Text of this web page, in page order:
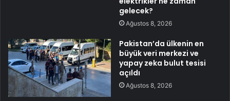
gelecek?
Ağustos 8, 2026
Pakistan’da ülkenin en
büyük veri merkezi ve
yapay zeka bulut tesisi
açıldı
Ağustos 8, 2026